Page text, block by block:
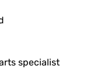
specialist